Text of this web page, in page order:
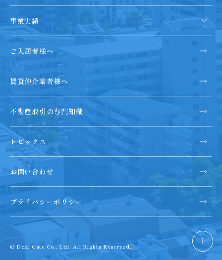
事業実績
ご入居者様へ
賃貸仲介業者様へ
不動産取引の専門知識
トピックス
お問い合わせ
プライバシーポリシー
© Deal Gate Co., Ltd. All Rights Reserved. ペー